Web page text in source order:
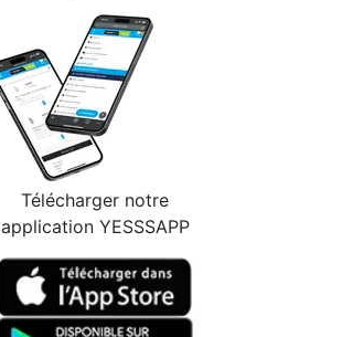
Télécharger notre
application YESSSAPP